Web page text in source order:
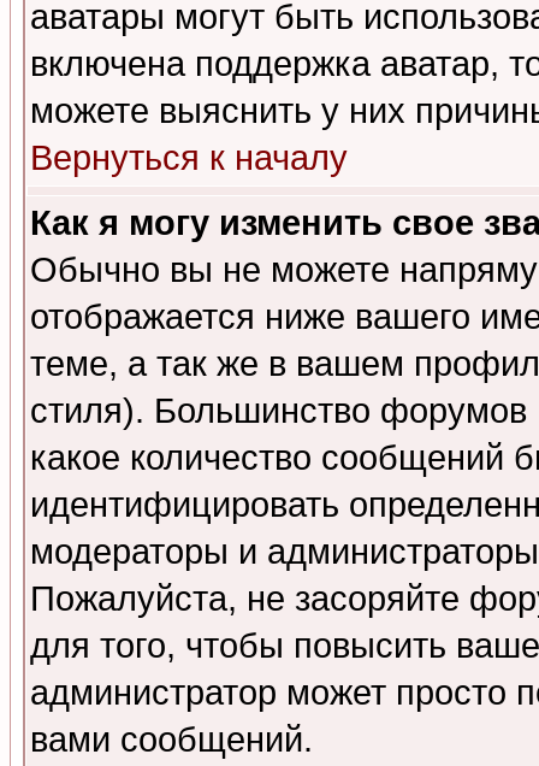
аватары могут быть
включена поддержка аватар,
можете выяснить у них
Вернуться к началу
Как я могу изменить свое
Обычно вы не можете
отображается ниже вашего
теме, а так же в вашем
стиля). Большинство форумов
какое количество сообщений
идентифицировать
модераторы и
Пожалуйста, не засоряйте
для того, чтобы повысить
администратор может просто
вами сообщений.